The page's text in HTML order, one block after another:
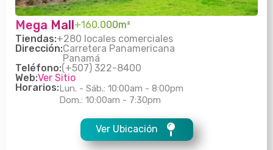
Mega Mall+160.000m²
Tiendas:+280 locales comerciales
Dirección:Carretera Panamericana
Panamá
Teléfono:(+507) 322-8400
Web:Ver Sitio
Horarios:Lun. - Sáb.: 10:00am - 8:00pm
Dom.: 10:00am - 7:30pm
Ver Ubicación